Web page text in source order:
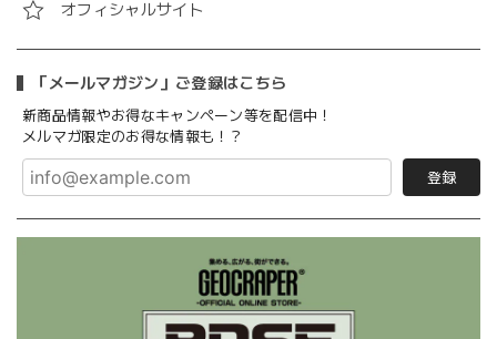
オフィシャルサイト
「メールマガジン」ご登録はこちら
新商品情報やお得なキャンペーン等を配信中！
メルマガ限定のお得な情報も！？
登録